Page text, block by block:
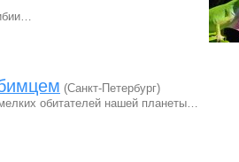
(Санкт-Петербург)
обитателей нашей планеты…